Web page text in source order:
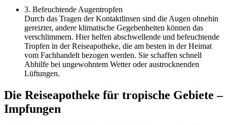
3. Befeuchtende Augentropfen
Durch das Tragen der Kontaktlinsen sind die Augen ohnehin
gereizter, andere klimatische Gegebenheiten können das
verschlimmern. Hier helfen abschwellende und befeuchtende
Tropfen in der Reiseapotheke, die am besten in der Heimat
vom Fachhandelt bezogen werden. Sie schaffen schnell
Abhilfe bei ungewohntem Wetter oder austrocknenden
Lüftungen.
Die Reiseapotheke für tropische Gebiete –
Impfungen